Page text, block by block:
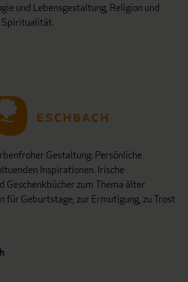
und Lebensgestaltung, Religion und
Spiritualität.
Gestaltung: Persönliche
Inspirationen. Irische
Geschenkbücher zum Thema älter
für Geburtstage, zur Ermutigung, zu Trost